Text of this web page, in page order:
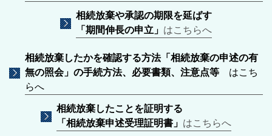
相続放棄や承認の期限を延ばす
「期間伸長の申立」 はこちらへ
相続放棄したかを確認する方法「 相続放棄の申述の有
無の照会」の手続方法、必要書類、注意点等 はこち
らへ
相続放棄したことを証明する
「相続放棄申述受理証明書」 はこちらへ